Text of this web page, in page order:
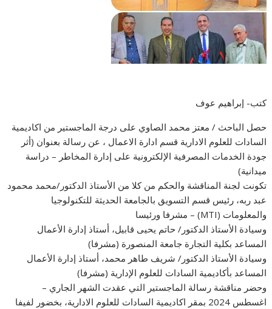
كتب- إبراهيم عوف
حصل الباحث / معتز محمد الصاوي على درجة الماجستير من اكاديمية
السادات للعلوم الادارية قسم ادارة الاعمال ، عن رسالة بعنوان (أثر
جودة الخدمات المصرفية الإلكترونية على إدارة المخاطر – دراسة
ميدانية)
تكونت لجنة المناقشة والحكم من كلا من الأستاذ الدكتور/محمد محمود
عبد ربه، رئيس قسم التسويق بالجامعة الحديثة للتكنولوجيا
والمعلومات (MTI) – مشرفا ورئيسا
وسيادة الأستاذ الدكتور/ حاتم يحيى قابيل، أستاذ إدارة الأعمال
المساعد بكلية التجارة جامعة المنصورة (مشرفا)
وسيادة الأستاذ الدكتور/ شريف طاهر محمد، أستاذ إدارة الأعمال
المساعد بأكاديمية السادات للعلوم الإدارية (مشرفا)
وحضر مناقشة رسالة الماجستير التي عقدت الشهر الجاري –
اغسطس 2024 بمقر اكاديمية السادات للعلوم الادارية، بخضور لفيفا